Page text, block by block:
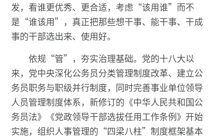
发，看谁更优秀、更合适，考虑“该用谁”而不
是“谁该用”，真正把那些想干事、能干事、干成
事的干部选出来、使用好。
依规“管”，夯实治理基础。党的十八大以
来，党中央深化公务员分类管理制度改革、建立公
务员职务与职级并行制度，同时完善事业单位领导
人员管理制度体系，新修订的《中华人民共和国公
务员法》《党政领导干部选拔任用工作条例》开始
实施，组织人事管理的“四梁八柱”制度框架基本